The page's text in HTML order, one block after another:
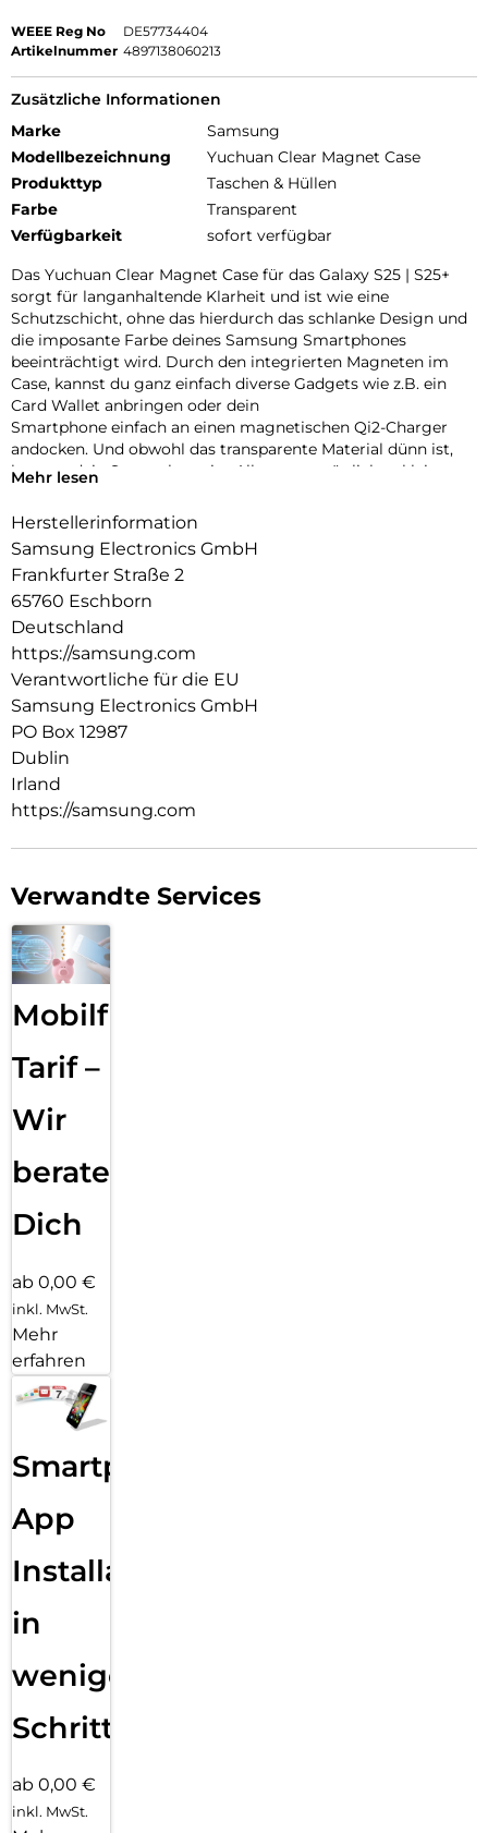
WEEE Reg No
DE57734404
Artikelnummer 4897138060213
Zusätzliche Informationen
Marke
Samsung
Modellbezeichnung
Yuchuan Clear Magnet Case
Produkttyp
Taschen & Hüllen
Farbe
Transparent
Verfügbarkeit
sofort verfügbar
Das Yuchuan Clear Magnet Case für das Galaxy S25 | S25+
sorgt für langanhaltende Klarheit und ist wie eine
Schutzschicht, ohne das hierdurch das schlanke Design und
die imposante Farbe deines Samsung Smartphones
beeinträchtigt wird. Durch den integrierten Magneten im
Case, kannst du ganz einfach diverse Gadgets wie z.B. ein
Card Wallet anbringen oder dein
Smartphone einfach an einen magnetischen Qi2-Charger
andocken. Und obwohl das transparente Material dünn ist,
kann es dein Smartphone im Alltag vor möglichen kleineren
Mehr lesen
Herstellerinformation
Samsung Electronics GmbH
Frankfurter Straße 2
65760 Eschborn
Deutschland
https://samsung.com
Verantwortliche für die EU
Samsung Electronics GmbH
PO Box 12987
Dublin
Irland
https://samsung.com
Verwandte Services
Mobilfunk
Tarif –
Wir
beraten
Dich
ab 0,00 €
inkl. MwSt.
Mehr
erfahren
Smartphone
App
Installation
in
wenigen
Schritten
ab 0,00 €
inkl. MwSt.